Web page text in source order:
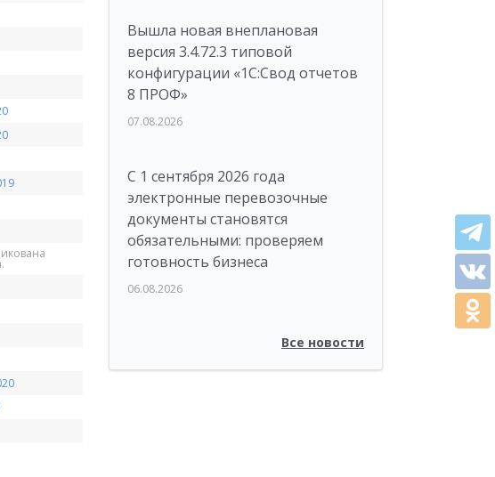
Вышла новая внеплановая
версия 3.4.72.3 типовой
конфигурации «1C:Свод отчетов
8 ПРОФ»
07.08.2026
С 1 сентября 2026 года
электронные перевозочные
документы становятся
обязательными: проверяем
готовность бизнеса
06.08.2026
Все новости